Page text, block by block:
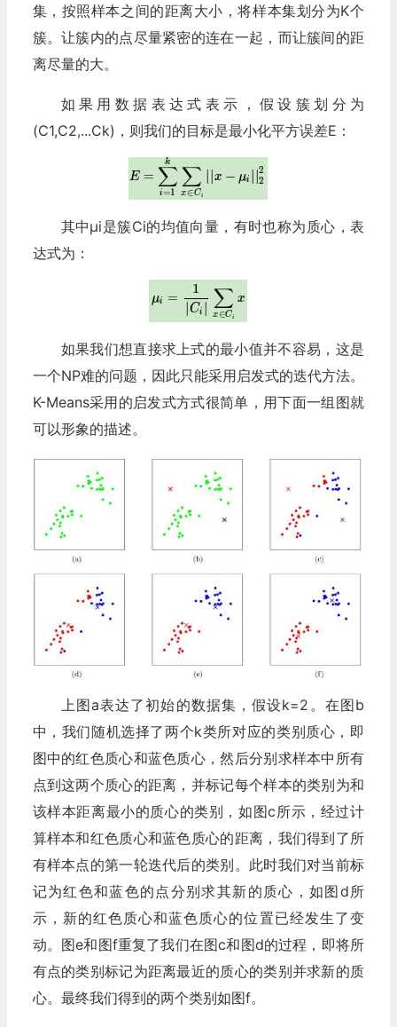
集，按照样本之间的距离大小，将样本集划分为K个
簇。让簇内的点尽量紧密的连在一起，而让簇间的距
离尽量的大。
如果用数据表达式表示，假设簇划分为
(C1,C2,...Ck)，则我们的目标是最小化平方误差E：
其中μi是簇Ci的均值向量，有时也称为质心，表
达式为：
如果我们想直接求上式的最小值并不容易，这是
一个NP难的问题，因此只能采用启发式的迭代方法。
K-Means采用的启发式方式很简单，用下面一组图就
可以形象的描述。
上图a表达了初始的数据集，假设k=2。在图b
中，我们随机选择了两个k类所对应的类别质心，即
图中的红色质心和蓝色质心，然后分别求样本中所有
点到这两个质心的距离，并标记每个样本的类别为和
该样本距离最小的质心的类别，如图c所示，经过计
算样本和红色质心和蓝色质心的距离，我们得到了所
有样本点的第一轮迭代后的类别。此时我们对当前标
记为红色和蓝色的点分别求其新的质心，如图d所
示，新的红色质心和蓝色质心的位置已经发生了变
动。图e和图f重复了我们在图c和图d的过程，即将所
有点的类别标记为距离最近的质心的类别并求新的质
心。最终我们得到的两个类别如图f。